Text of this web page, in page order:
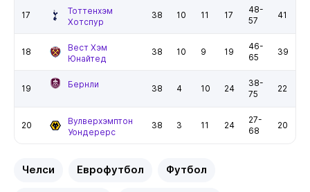
17
Тоттенхэм
Хотспур
38 10 11 17
48-
57
41
18
Вест Хэм
Юнайтед
38 10 9 19
46-
65
39
19 Бернли 38 4 10 24
38-
75
22
20
Вулверхэмптон
Уондерерс
38 3 11 24
27-
68
20
Челси Еврофутбол Футбол